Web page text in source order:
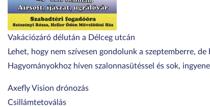
Vakációzáró délután a Délceg utcán
Lehet, hogy nem szívesen gondolunk a szeptemberre,
Hagyományokhoz híven szalonnasütéssel és sok,
Axefly Vision drónozás
Csillámtetoválás